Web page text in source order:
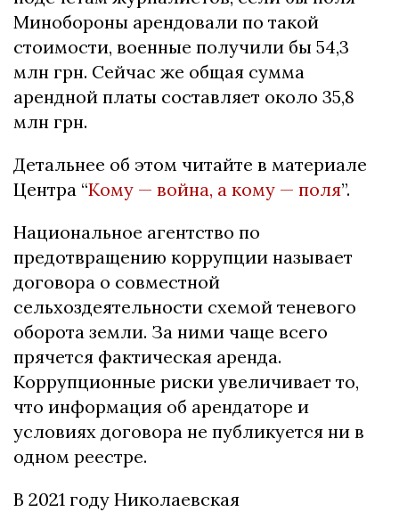
Минобороны арендовали по такой
стоимости, военные получили бы 54,3
млн грн. Сейчас же общая сумма
арендной платы составляет около 35,8
млн грн.
Детальнее об этом читайте в материале
Центра “Кому — война, а кому — поля”.
Национальное агентство по
предотвращению коррупции называет
договора о совместной
сельхоздеятельности схемой теневого
оборота земли. За ними чаще всего
прячется фактическая аренда.
Коррупционные риски увеличивает то,
что информация об арендаторе и
условиях договора не публикуется ни в
одном реестре.
В 2021 году Николаевская